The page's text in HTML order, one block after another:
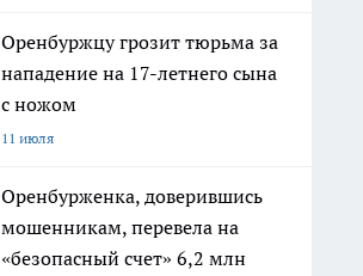
Оренбуржцу грозит тюрьма за
нападение на 17-летнего сына
с ножом
11 июля
Оренбурженка, доверившись
мошенникам, перевела на
«безопасный счет» 6,2 млн